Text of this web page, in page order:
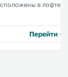
в лофте
Wi-Fi и
парковка. .
Перейти →